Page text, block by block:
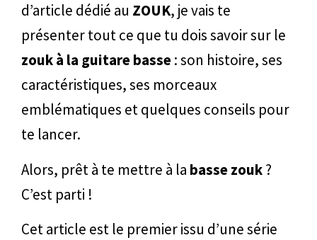
d’article dédié au ZOUK, je vais te
présenter tout ce que tu dois savoir sur le
zouk à la guitare basse: son histoire, ses
caractéristiques, ses morceaux
emblématiques et quelques conseils pour
te lancer.
Alors, prêt à te mettre à la basse zouk?
C’est parti !
Cet article est le premier issu d’une série